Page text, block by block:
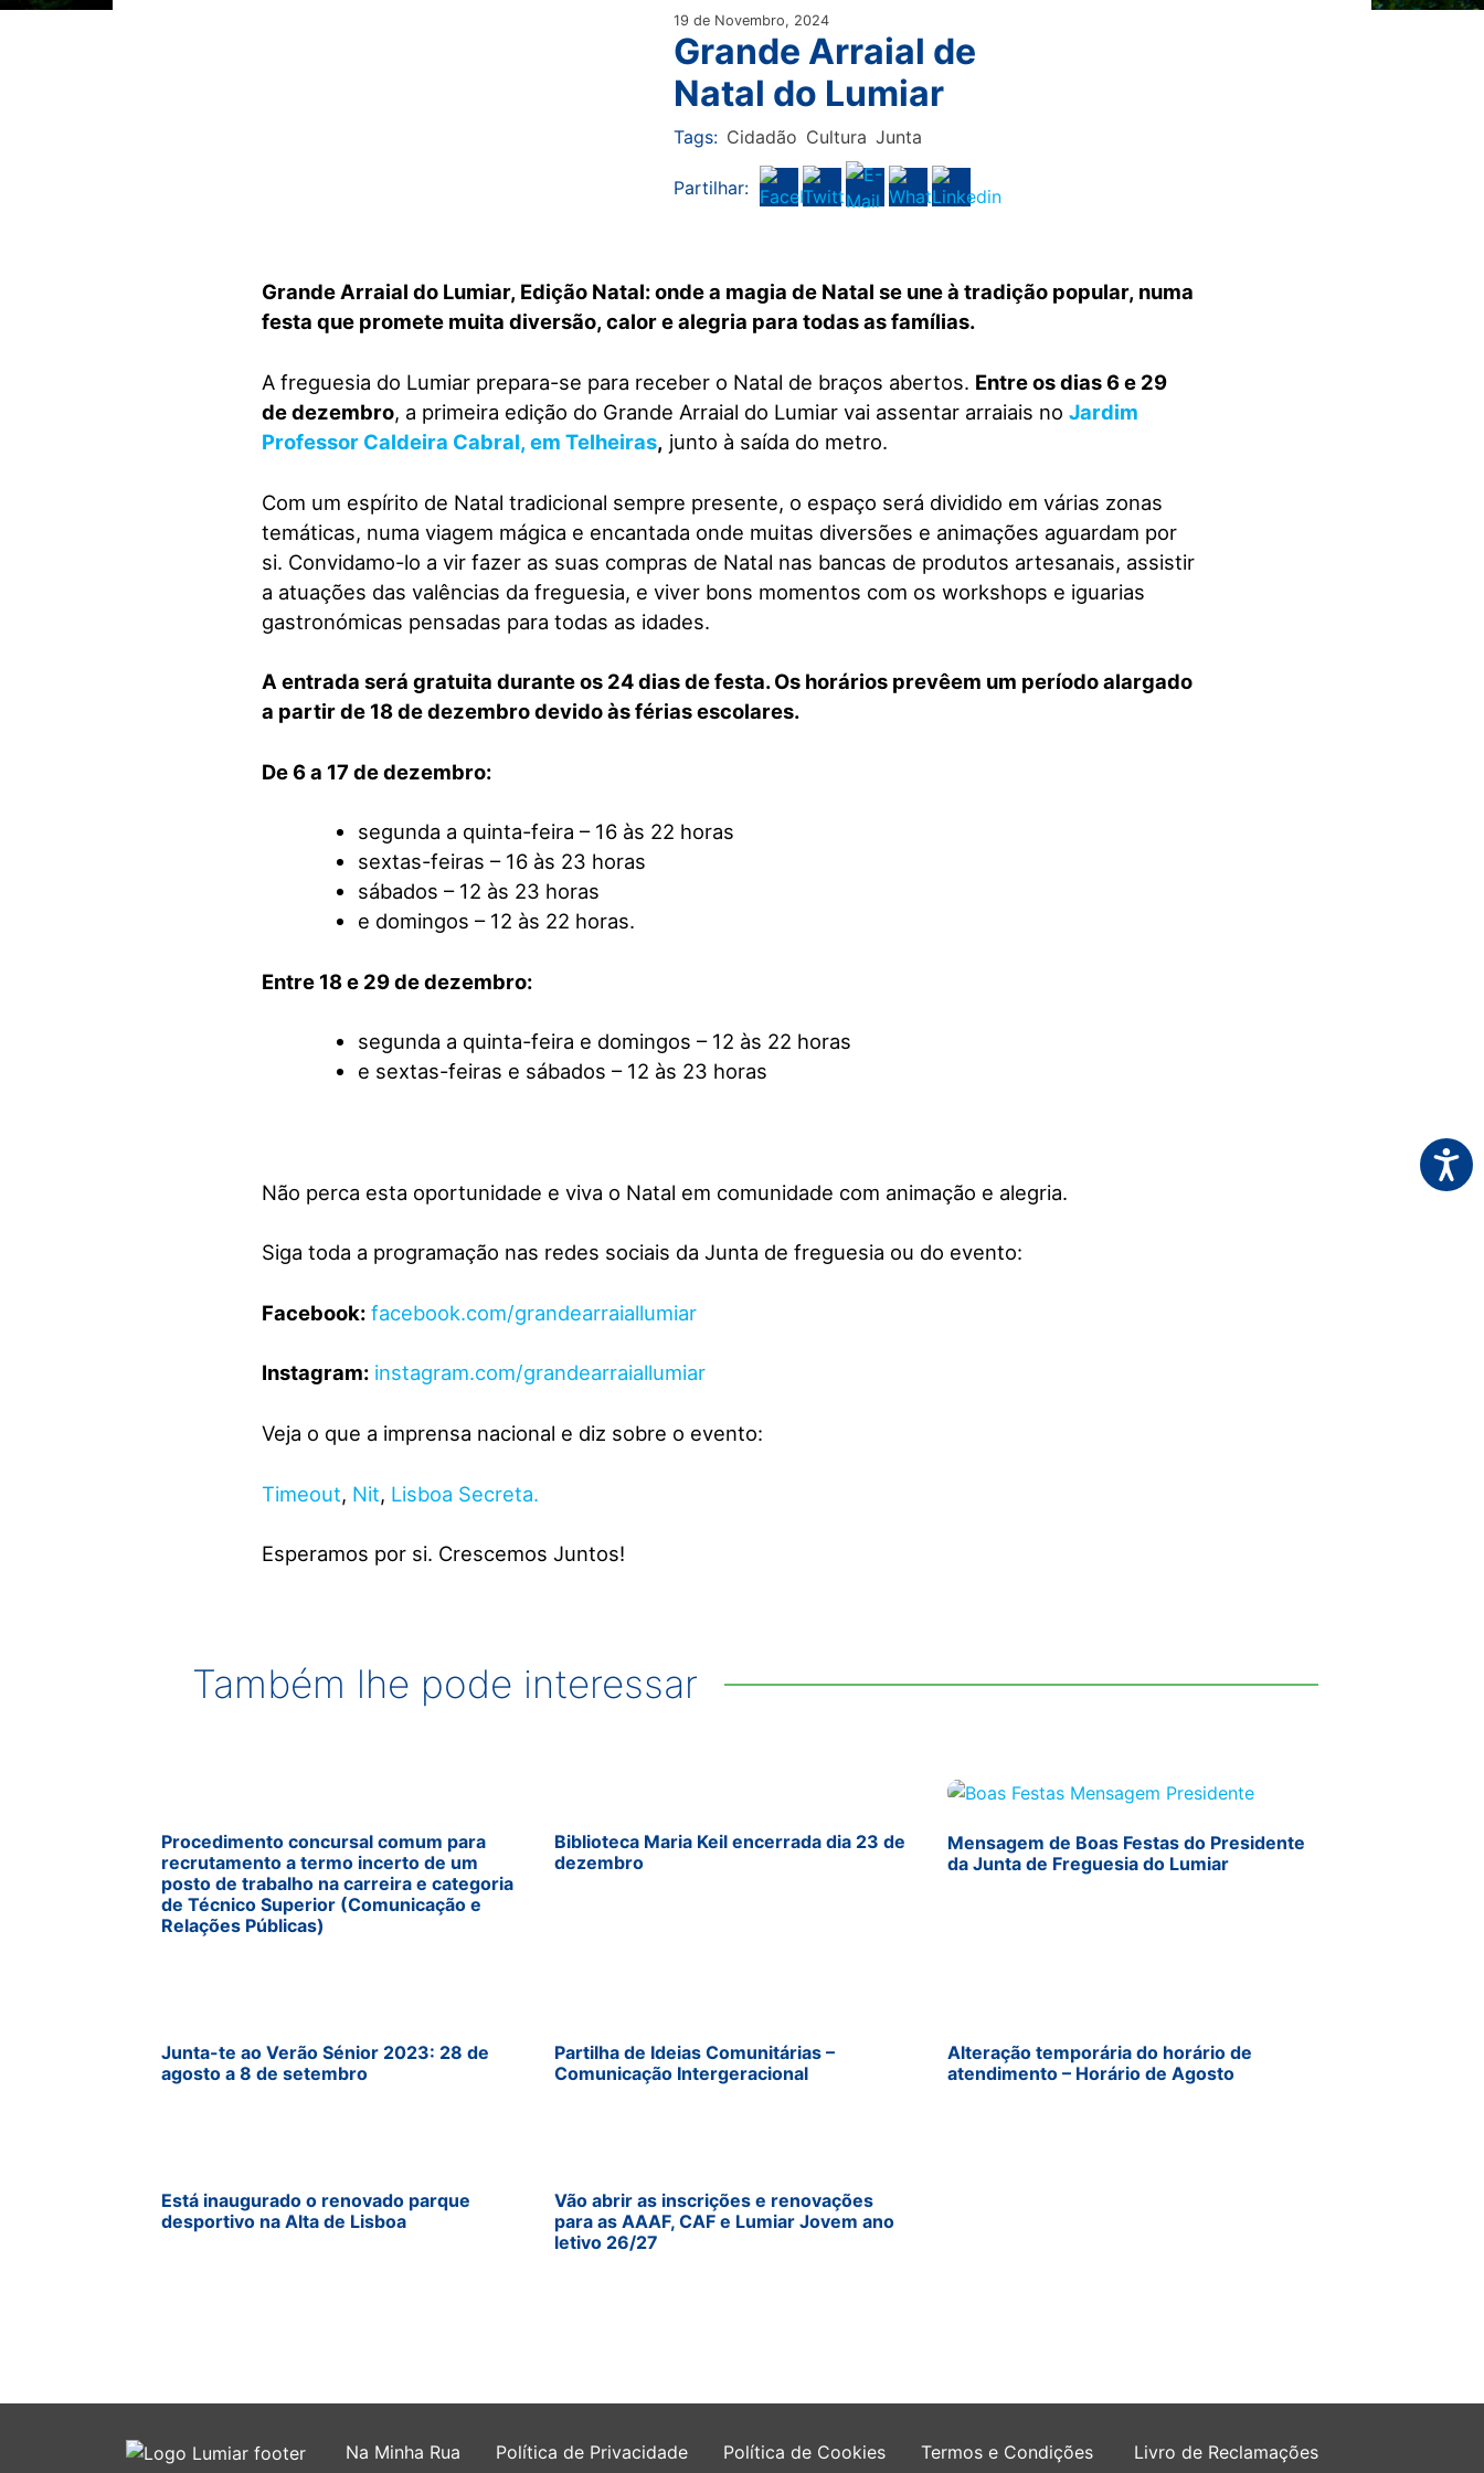
19 de Novembro, 2024
Grande Arraial de
Natal do Lumiar
Tags: Cidadão Cultura Junta
Partilhar:
Grande Arraial do Lumiar, Edição Natal: onde a magia de Natal se une à tradição popular, numa
festa que promete muita diversão, calor e alegria para todas as famílias.
A freguesia do Lumiar prepara-se para receber o Natal de braços abertos. Entre os dias 6 e 29
de dezembro, a primeira edição do Grande Arraial do Lumiar vai assentar arraiais no Jardim
Professor Caldeira Cabral, em Telheiras, junto à saída do metro.
Com um espírito de Natal tradicional sempre presente, o espaço será dividido em várias zonas
temáticas, numa viagem mágica e encantada onde muitas diversões e animações aguardam por
si. Convidamo-lo a vir fazer as suas compras de Natal nas bancas de produtos artesanais, assistir
a atuações das valências da freguesia, e viver bons momentos com os workshops e iguarias
gastronómicas pensadas para todas as idades.
A entrada será gratuita durante os 24 dias de festa. Os horários prevêem um período alargado
a partir de 18 de dezembro devido às férias escolares.
De 6 a 17 de dezembro:
segunda a quinta-feira – 16 às 22 horas
sextas-feiras – 16 às 23 horas
sábados – 12 às 23 horas
e domingos – 12 às 22 horas.
Entre 18 e 29 de dezembro:
segunda a quinta-feira e domingos – 12 às 22 horas
e sextas-feiras e sábados – 12 às 23 horas
Não perca esta oportunidade e viva o Natal em comunidade com animação e alegria.
Siga toda a programação nas redes sociais da Junta de freguesia ou do evento:
Facebook: facebook.com/grandearraiallumiar
Instagram: instagram.com/grandearraiallumiar
Veja o que a imprensa nacional e diz sobre o evento:
Timeout, Nit, Lisboa Secreta.
Esperamos por si. Crescemos Juntos!
Também lhe pode interessar
Procedimento concursal comum para
recrutamento a termo incerto de um
posto de trabalho na carreira e categoria
de Técnico Superior (Comunicação e
Relações Públicas)
Biblioteca Maria Keil encerrada dia 23 de
dezembro
Mensagem de Boas Festas do Presidente
da Junta de Freguesia do Lumiar
Junta-te ao Verão Sénior 2023: 28 de
agosto a 8 de setembro
Partilha de Ideias Comunitárias –
Comunicação Intergeracional
Alteração temporária do horário de
atendimento – Horário de Agosto
Está inaugurado o renovado parque
desportivo na Alta de Lisboa
Vão abrir as inscrições e renovações
para as AAAF, CAF e Lumiar Jovem ano
letivo 26/27
Na Minha Rua Política de Privacidade Política de Cookies Termos e Condições Livro de Reclamações